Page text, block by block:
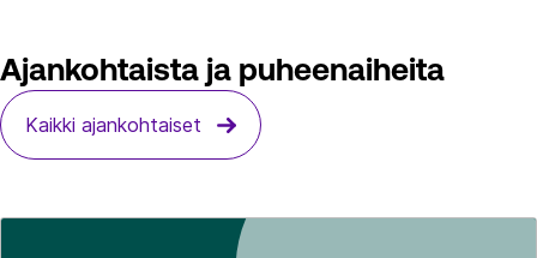
Ajankohtaista ja puheenaiheita
Kaikki ajankohtaiset